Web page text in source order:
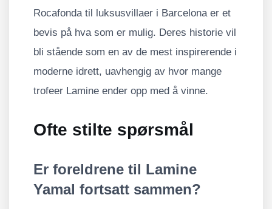
Rocafonda til luksusvillaer i Barcelona er et
bevis på hva som er mulig. Deres historie vil
bli stående som en av de mest inspirerende i
moderne idrett, uavhengig av hvor mange
trofeer Lamine ender opp med å vinne.
Ofte stilte spørsmål
Er foreldrene til Lamine
Yamal fortsatt sammen?